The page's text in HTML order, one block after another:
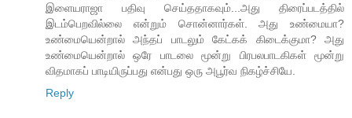
இளையராஜா பதிவு செய்ததாகவும்...அது திரைப்படத்தில்
இடம்பெறவில்லை என்றும் சொன்னார்கள். அது உண்மையா?
உண்மையென்றால் அந்தப் பாடலும் கேட்கக் கிடைக்குமா? அது
உண்மையென்றால் ஒரே பாடலை மூன்று பிரபலபாடகிகள் மூன்று
விதமாகப் பாடியிருப்பது என்பது ஒரு அபூர்வ நிகழ்ச்சியே.
Reply